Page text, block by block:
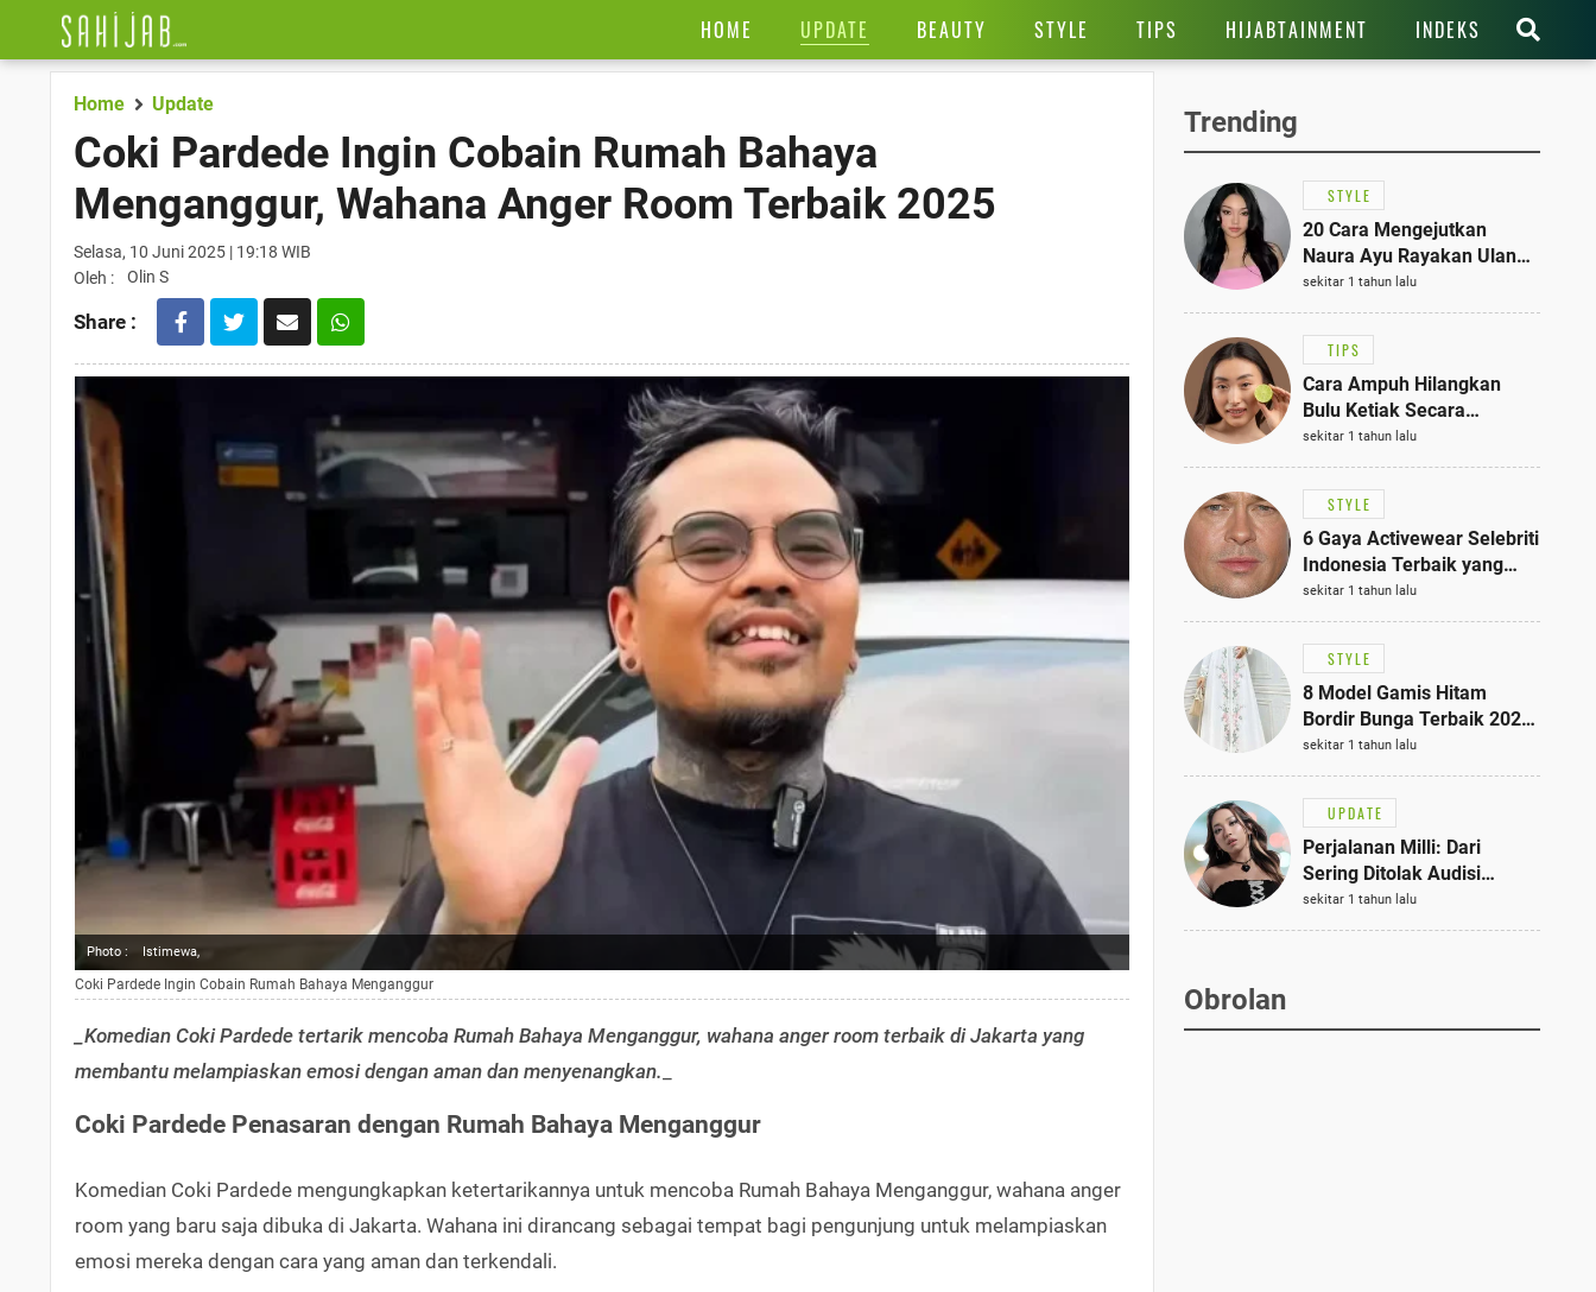
HOME UPDATE BEAUTY STYLE TIPS HIJABTAINMENT INDEKS
Home Update
Coki Pardede Ingin Cobain Rumah Bahaya
Menganggur, Wahana Anger Room Terbaik 2025
Selasa, 10 Juni 2025 | 19:18 WIB
Oleh :
Olin S
Share :
Photo : Istimewa,
Coki Pardede Ingin Cobain Rumah Bahaya Menganggur
_Komedian Coki Pardede tertarik mencoba Rumah Bahaya Menganggur, wahana anger room terbaik di Jakarta yang
membantu melampiaskan emosi dengan aman dan menyenangkan.
Coki Pardede Penasaran dengan Rumah Bahaya Menganggur
Komedian Coki Pardede mengungkapkan ketertarikannya untuk mencoba Rumah Bahaya Menganggur, wahana anger
room yang baru saja dibuka di Jakarta. Wahana ini dirancang sebagai tempat bagi pengunjung untuk melampiaskan
emosi mereka dengan cara yang aman dan terkendali.
Trending
STYLE
20 Cara Mengejutkan
Naura Ayu Rayakan Ulang
Tahun di Panti Asuhan,
Terlihat Anggun dengan
Kaftan Cokelat
sekitar 1 tahun lalu
TIPS
Cara Ampuh Hilangkan
Bulu Ketiak Secara
Permanen dalam 5
Langkah Sederhana
sekitar 1 tahun lalu
STYLE
6 Gaya Activewear Selebriti
Indonesia Terbaik yang
Bisa Jadi Inspirasi
Fashionmu
sekitar 1 tahun lalu
STYLE
8 Model Gamis Hitam
Bordir Bunga Terbaik 2025,
Stylish untuk Hangout
hingga Acara Semi-Formal
sekitar 1 tahun lalu
UPDATE
Perjalanan Milli: Dari
Sering Ditolak Audisi
hingga Menjadi Rapper Top
10 Thailand
sekitar 1 tahun lalu
Obrolan